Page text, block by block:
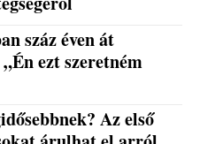
száz éven át
ezt szeretném
Az első